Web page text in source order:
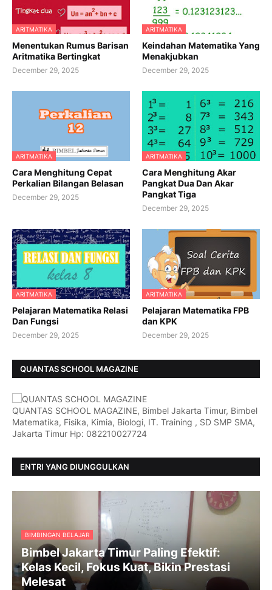
ARITMATIKA
Menentukan Rumus Barisan
Aritmatika Bertingkat
December 29, 2025
ARITMATIKA
Keindahan Matematika Yang
Menakjubkan
December 29, 2025
ARITMATIKA
Cara Menghitung Cepat
Perkalian Bilangan Belasan
December 29, 2025
ARITMATIKA
Cara Menghitung Akar
Pangkat Dua Dan Akar
Pangkat Tiga
December 29, 2025
ARITMATIKA
Pelajaran Matematika Relasi
Dan Fungsi
December 29, 2025
ARITMATIKA
Pelajaran Matematika FPB
dan KPK
December 29, 2025
QUANTAS SCHOOL MAGAZINE
QUANTAS SCHOOL MAGAZINE, Bimbel Jakarta Timur, Bimbel
Matematika, Fisika, Kimia, Biologi, IT. Training , SD SMP SMA,
Jakarta Timur Hp: 082210027724
ENTRI YANG DIUNGGULKAN
BIMBINGAN BELAJAR
Bimbel Jakarta Timur Paling Efektif:
Kelas Kecil, Fokus Kuat, Bikin Prestasi
Melesat